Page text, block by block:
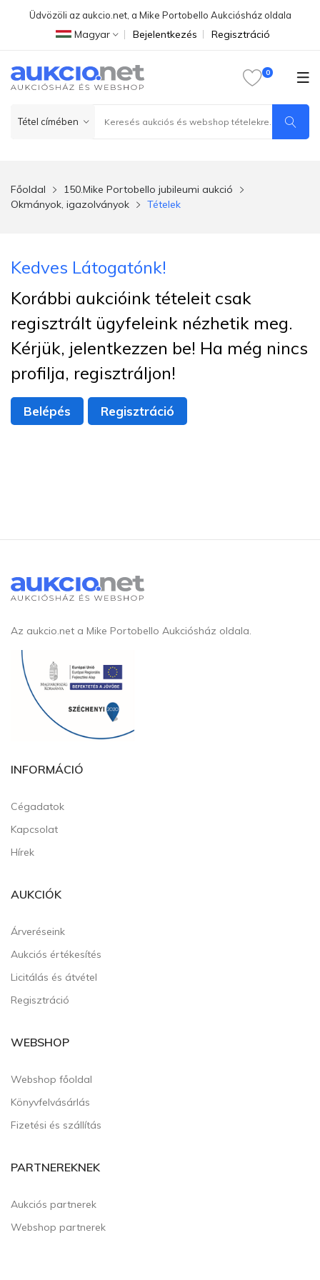
Üdvözöli az aukcio.net, a Mike Portobello Aukciósház oldala
Magyar Bejelentkezés Regisztráció
Főoldal
150.Mike Portobello jubileumi aukció
Okmányok, igazolványok
Tételek
Kedves Látogatónk!
Korábbi aukcióink tételeit csak
regisztrált ügyfeleink nézhetik meg.
Kérjük, jelentkezzen be! Ha még nincs
profilja, regisztráljon!
Belépés Regisztráció
Az aukcio.net a Mike Portobello Aukciósház oldala.
INFORMÁCIÓ
Cégadatok
Kapcsolat
Hírek
AUKCIÓK
Árveréseink
Aukciós értékesítés
Licitálás és átvétel
Regisztráció
WEBSHOP
Webshop főoldal
Könyvfelvásárlás
Fizetési és szállítás
PARTNEREKNEK
Aukciós partnerek
Webshop partnerek